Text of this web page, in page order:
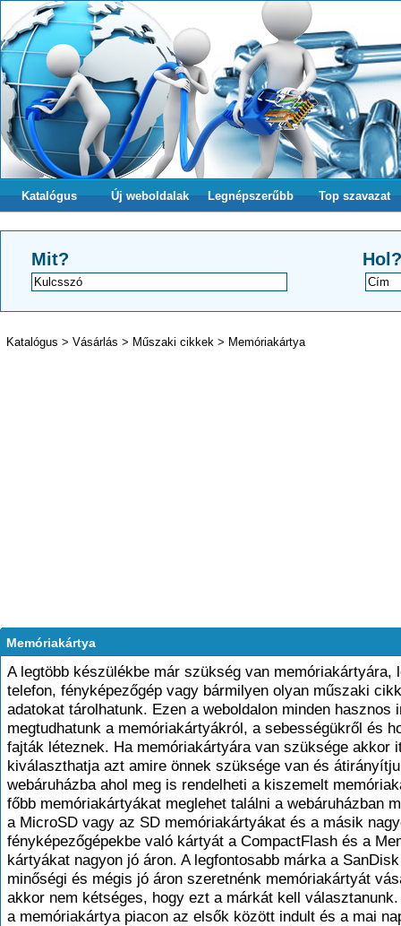
Katalógus Új weboldalak Legnépszerűbb Top szavazat
Mit? Hol?
Katalógus > Vásárlás > Műszaki cikkek > Memóriakártya
Memóriakártya
A legtöbb készülékbe már szükség van memóriakártyára,
telefon, fényképezőgép vagy bármilyen olyan műszaki
adatokat tárolhatunk. Ezen a weboldalon minden hasznos
megtudhatunk a memóriakártyákról, a sebességükről és
fajták léteznek. Ha memóriakártyára van szüksége akkor
kiválaszthatja azt amire önnek szüksége van és
webáruházba ahol meg is rendelheti a kiszemelt
főbb memóriakártyákat meglehet találni a webáruházban
a MicroSD vagy az SD memóriakártyákat és a másik
fényképezőgépekbe való kártyát a CompactFlash és a
kártyákat nagyon jó áron. A legfontosabb márka a
minőségi és mégis jó áron szeretnénk memóriakártyát
akkor nem kétséges, hogy ezt a márkát kell választanunk.
a memóriakártya piacon az elsők között indult és a mai